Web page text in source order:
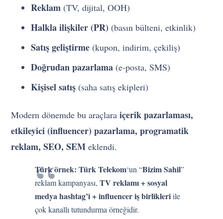
Reklam (TV, dijital, OOH)
Halkla ilişkiler (PR) (basın bülteni, etkinlik)
Satış geliştirme (kupon, indirim, çekiliş)
Doğrudan pazarlama (e-posta, SMS)
Kişisel satış (saha satış ekipleri)
Modern dönemde bu araçlaraiçerik pazarlaması,
etkileyici (influencer) pazarlama, programatik
reklam, SEO, SEM eklendi.
Türk örnek: Türk Telekom‘un “Bizim Sahil”
reklam kampanyası,TV reklamı + sosyal
medya hashtag’i + influencer iş birlikleriile
çok kanallı tutundurma örneğidir.